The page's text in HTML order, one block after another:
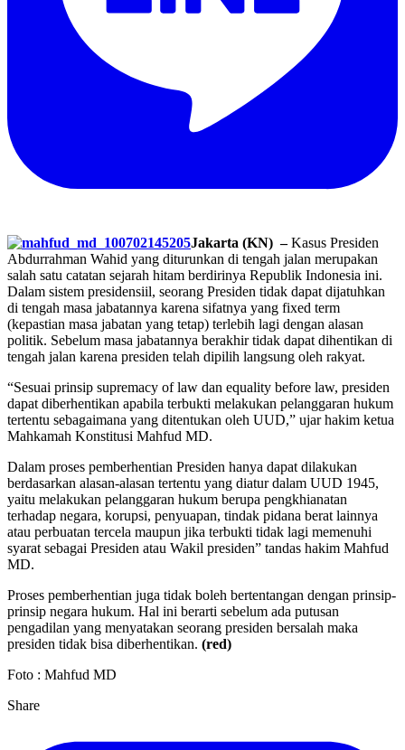
Jakarta (KN) –Kasus Presiden
Abdurrahman Wahid yang diturunkan di tengah jalan merupakan
salah satu catatan sejarah hitam berdirinya Republik Indonesia ini.
Dalam sistem presidensiil, seorang Presiden tidak dapat dijatuhkan
di tengah masa jabatannya karena sifatnya yang fixed term
(kepastian masa jabatan yang tetap) terlebih lagi dengan alasan
politik. Sebelum masa jabatannya berakhir tidak dapat dihentikan di
tengah jalan karena presiden telah dipilih langsung oleh rakyat.
“Sesuai prinsip supremacy of law dan equality before law, presiden
dapat diberhentikan apabila terbukti melakukan pelanggaran hukum
tertentu sebagaimana yang ditentukan oleh UUD,” ujar hakim ketua
Mahkamah Konstitusi Mahfud MD.
Dalam proses pemberhentian Presiden hanya dapat dilakukan
berdasarkan alasan-alasan tertentu yang diatur dalam UUD 1945,
yaitu melakukan pelanggaran hukum berupa pengkhianatan
terhadap negara, korupsi, penyuapan, tindak pidana berat lainnya
atau perbuatan tercela maupun jika terbukti tidak lagi memenuhi
syarat sebagai Presiden atau Wakil presiden” tandas hakim Mahfud
MD.
Proses pemberhentian juga tidak boleh bertentangan dengan prinsip-
prinsip negara hukum. Hal ini berarti sebelum ada putusan
pengadilan yang menyatakan seorang presiden bersalah maka
presiden tidak bisa diberhentikan. (red)
Foto : Mahfud MD
Share